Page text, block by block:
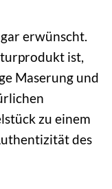
erwünscht.
ist,
Maserung und
zu einem
des